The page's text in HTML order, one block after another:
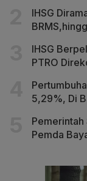
IHSG
IHSG
PTRO
5,29%, Di
Pemda